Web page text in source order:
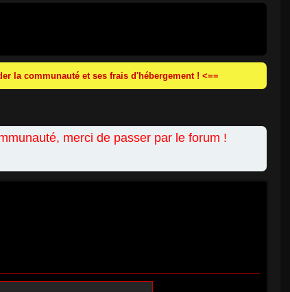
la communauté et ses frais d'hébergement ! <==
merci de passer par le forum !